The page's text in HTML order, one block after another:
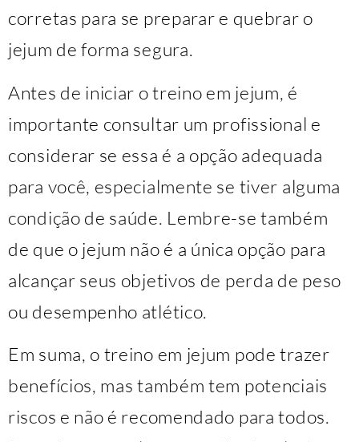
corretas para se preparar e quebrar o
jejum de forma segura.
Antes de iniciar o treino em jejum, é
importante consultar um profissional e
considerar se essa é a opção adequada
para você, especialmente se tiver alguma
condição de saúde. Lembre-se também
de que o jejum não é a única opção para
alcançar seus objetivos de perda de peso
ou desempenho atlético.
Em suma, o treino em jejum pode trazer
benefícios, mas também tem potenciais
riscos e não é recomendado para todos.